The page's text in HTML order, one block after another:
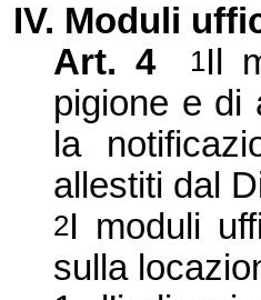
IV. Moduli
Art. 4 1Il
pigione e di
la
allestiti dal
2I moduli
sulla